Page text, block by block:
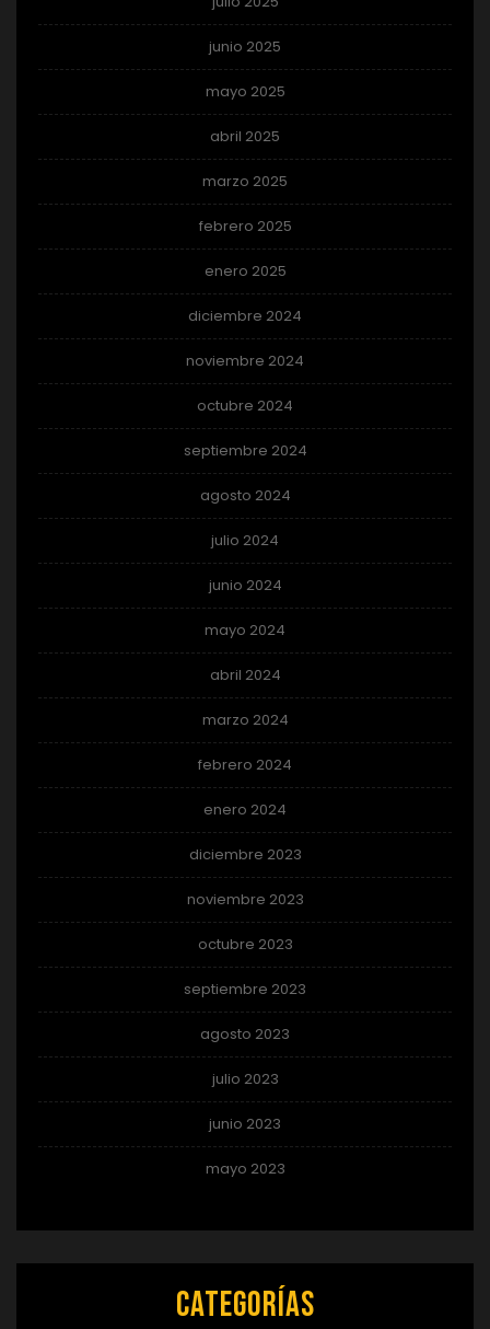
junio 2025
mayo 2025
abril 2025
marzo 2025
febrero 2025
enero 2025
diciembre 2024
noviembre 2024
octubre 2024
septiembre 2024
agosto 2024
julio 2024
junio 2024
mayo 2024
abril 2024
marzo 2024
febrero 2024
enero 2024
diciembre 2023
noviembre 2023
octubre 2023
septiembre 2023
agosto 2023
julio 2023
junio 2023
mayo 2023
Categorías